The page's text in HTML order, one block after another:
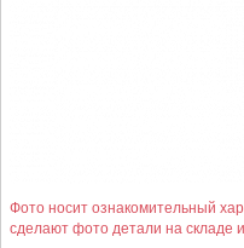
Фото носит ознакомительный
сделают фото детали на складе